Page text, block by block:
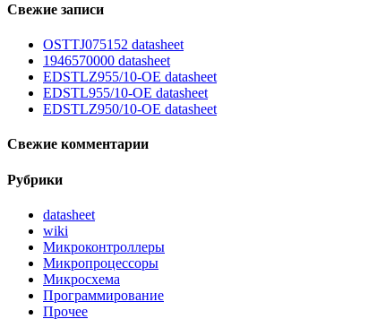
Свежие записи
OSTTJ075152 datasheet
1946570000 datasheet
EDSTLZ955/10-OE datasheet
EDSTL955/10-OE datasheet
EDSTLZ950/10-OE datasheet
Свежие комментарии
Рубрики
datasheet
wiki
Микроконтроллеры
Микропроцессоры
Микросхема
Программирование
Прочее